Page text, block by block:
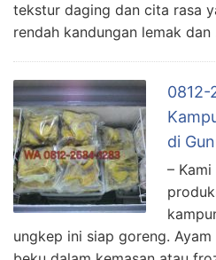
tekstur daging dan cita rasa
rendah kandungan lemak
0812-
di
–
ungkep ini siap goreng.